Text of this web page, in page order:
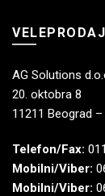
AG Solutions
20. oktobra 8
11211 Beograd
Telefon/Fax:
Mobilni/Viber:
Mobilni/Viber: